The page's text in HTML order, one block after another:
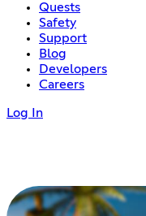
Quests
Safety
Support
Blog
Developers
Careers
Log In